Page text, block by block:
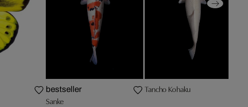
bestseller
Sanke
Tancho Kohaku